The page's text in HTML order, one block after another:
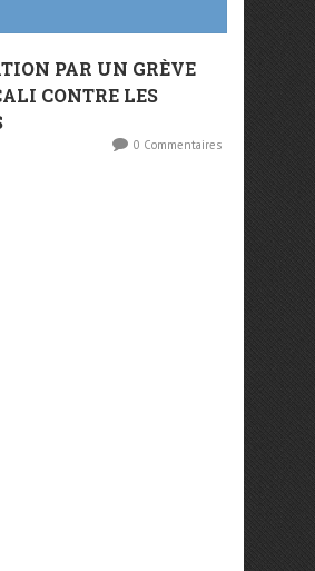
PAR UN GRÈVE
CONTRE LES
0 Commentaires